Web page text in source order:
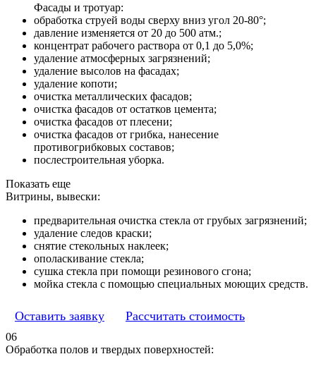
Фасады и тротуар:
обработка струей воды сверху вниз угол 20-80°;
давление изменяется от 20 до 500 атм.;
концентрат рабочего раствора от 0,1 до 5,0%;
удаление атмосферных загрязнений;
удаление высолов на фасадах;
удаление копоти;
очистка металлических фасадов;
очистка фасадов от остатков цемента;
очистка фасадов от плесени;
очистка фасадов от грибка, нанесение
противогрибковых составов;
послестроительная уборка.
Показать еще
Витрины, вывески:
предварительная очистка стекла от грубых загрязнений;
удаление следов краски;
снятие стекольных наклеек;
ополаскивание стекла;
сушка стекла при помощи резинового сгона;
мойка стекла с помощью специальных моющих средств.
Оставить заявку Рассчитать стоимость
06
Обработка полов и твердых поверхностей: